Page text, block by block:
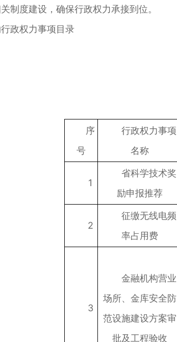
制度建设，确保行政权力承接到位。
政权力事项目录
序
号
行政权力事项
名称
1
省科学技术奖
励申报推荐
2
征缴无线电频
率占用费
3
金融机构营业
场所、金库安全防
范设施建设方案审
批及工程验收